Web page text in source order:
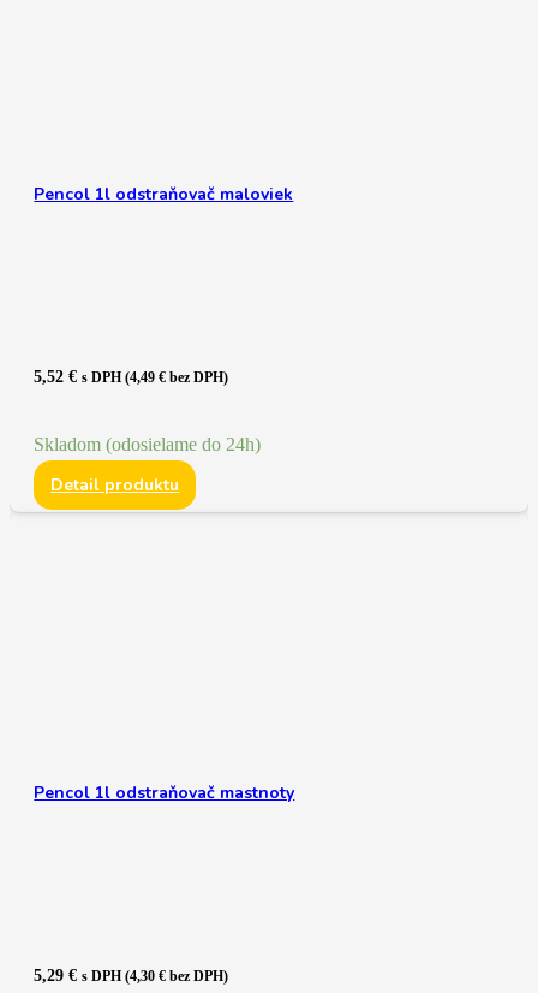
Pencol 1l odstraňovač maloviek
5,52€ s DPH (4,49€ bez DPH)
Skladom (odosielame do 24h)
Detail produktu
Pencol 1l odstraňovač mastnoty
5,29€ s DPH (4,30€ bez DPH)